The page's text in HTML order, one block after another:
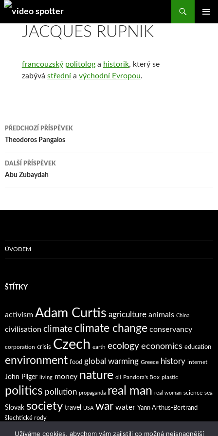
Search
JACQUES RUPNIK
francouzský politologa historik, který se
zabývá střednía východní Evropou.
Navigace
pro
příspěvky
PŘEDCHOZÍ PŘÍSPĚVEK
Theodoros Pangalos
DALŠÍ PŘÍSPĚVEK
Abu Zubaydah
ÚVODEM
ŠTÍTKY
activism Adam Curtis agriculture animals China
civilisation climate climate change conservancy
corporation crisis Czech earth ecology economics education
environment food global warming Greece history internet
John Pilger living money nature oil Pandora's Box plastic
politics pollution propaganda real man real woman science sea
Slovak society travel USA war water Yann Arthus-Bertrand
šlechtické rody
Užíváme cookies, abychom vám zajistili co možná nejsnadnější